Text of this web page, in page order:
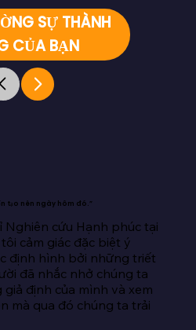
SỰ THÀNH
CỦA BẠN
tạo nên ngày hôm đó.”
Nghiên cứu Hạnh phúc tại
cảm giác đặc biệt ý
định hình bởi những triết
đã nhắc nhở chúng ta
định của mình và xem
mà qua đó chúng ta trải